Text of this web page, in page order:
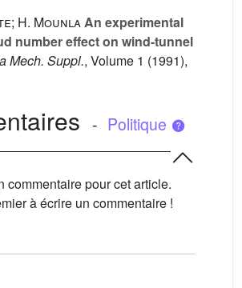
H. MounlaAn experimental
number effect on wind-tunnel
Mech. Suppl., Volume 1 (1991),
- Politique
commentaire pour cet article.
à écrire un commentaire !